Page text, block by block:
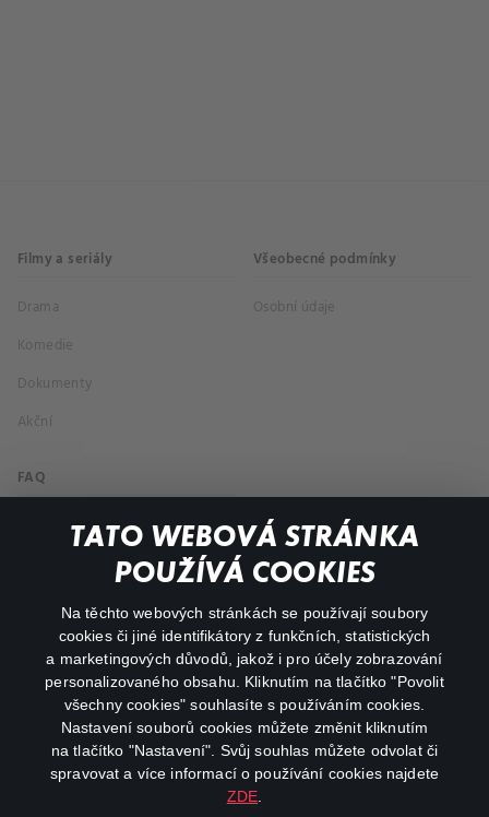
TATO WEBOVÁ STRÁNKA
POUŽÍVÁ COOKIES
Na těchto webových stránkách se používají soubory
cookies či jiné identifikátory z funkčních, statistických
a marketingových důvodů, jakož i pro účely zobrazování
personalizovaného obsahu. Kliknutím na tlačítko "Povolit
všechny cookies" souhlasíte s používáním cookies.
Nastavení souborů cookies můžete změnit kliknutím
na tlačítko "Nastavení". Svůj souhlas můžete odvolat či
spravovat a více informací o používání cookies najdete
ZDE
Filmy a seriály
Drama
Komedie
Dokumenty
Akční
Všeobecné podmínky
Osobní údaje
FAQ
Můj účet
Důležité odkazy
facebookinstagram
youtube